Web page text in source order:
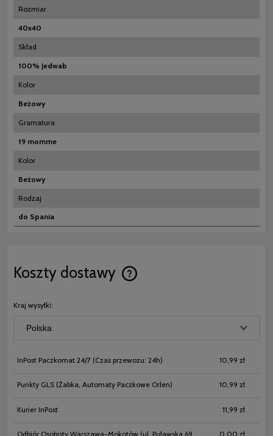
Rozmiar
40x40
Skład
100% Jedwab
Kolor
Beżowy
Gramatura
19 momme
Kolor
Beżowy
Rodzaj
do Spania
Koszty dostawy
Cena nie zawiera ewentualnych
Kraj wysyłki:
InPost Paczkomat 24/7 (Czas przewozu: 24h) 10,99 zł
Punkty GLS (Żabka, Automaty Paczkowe Orlen) 10,99 zł
Kurier InPost 11,99 zł
Odbiór Osobisty Warszawa-Mokotów (ul. Puławska 69
0,00 zł